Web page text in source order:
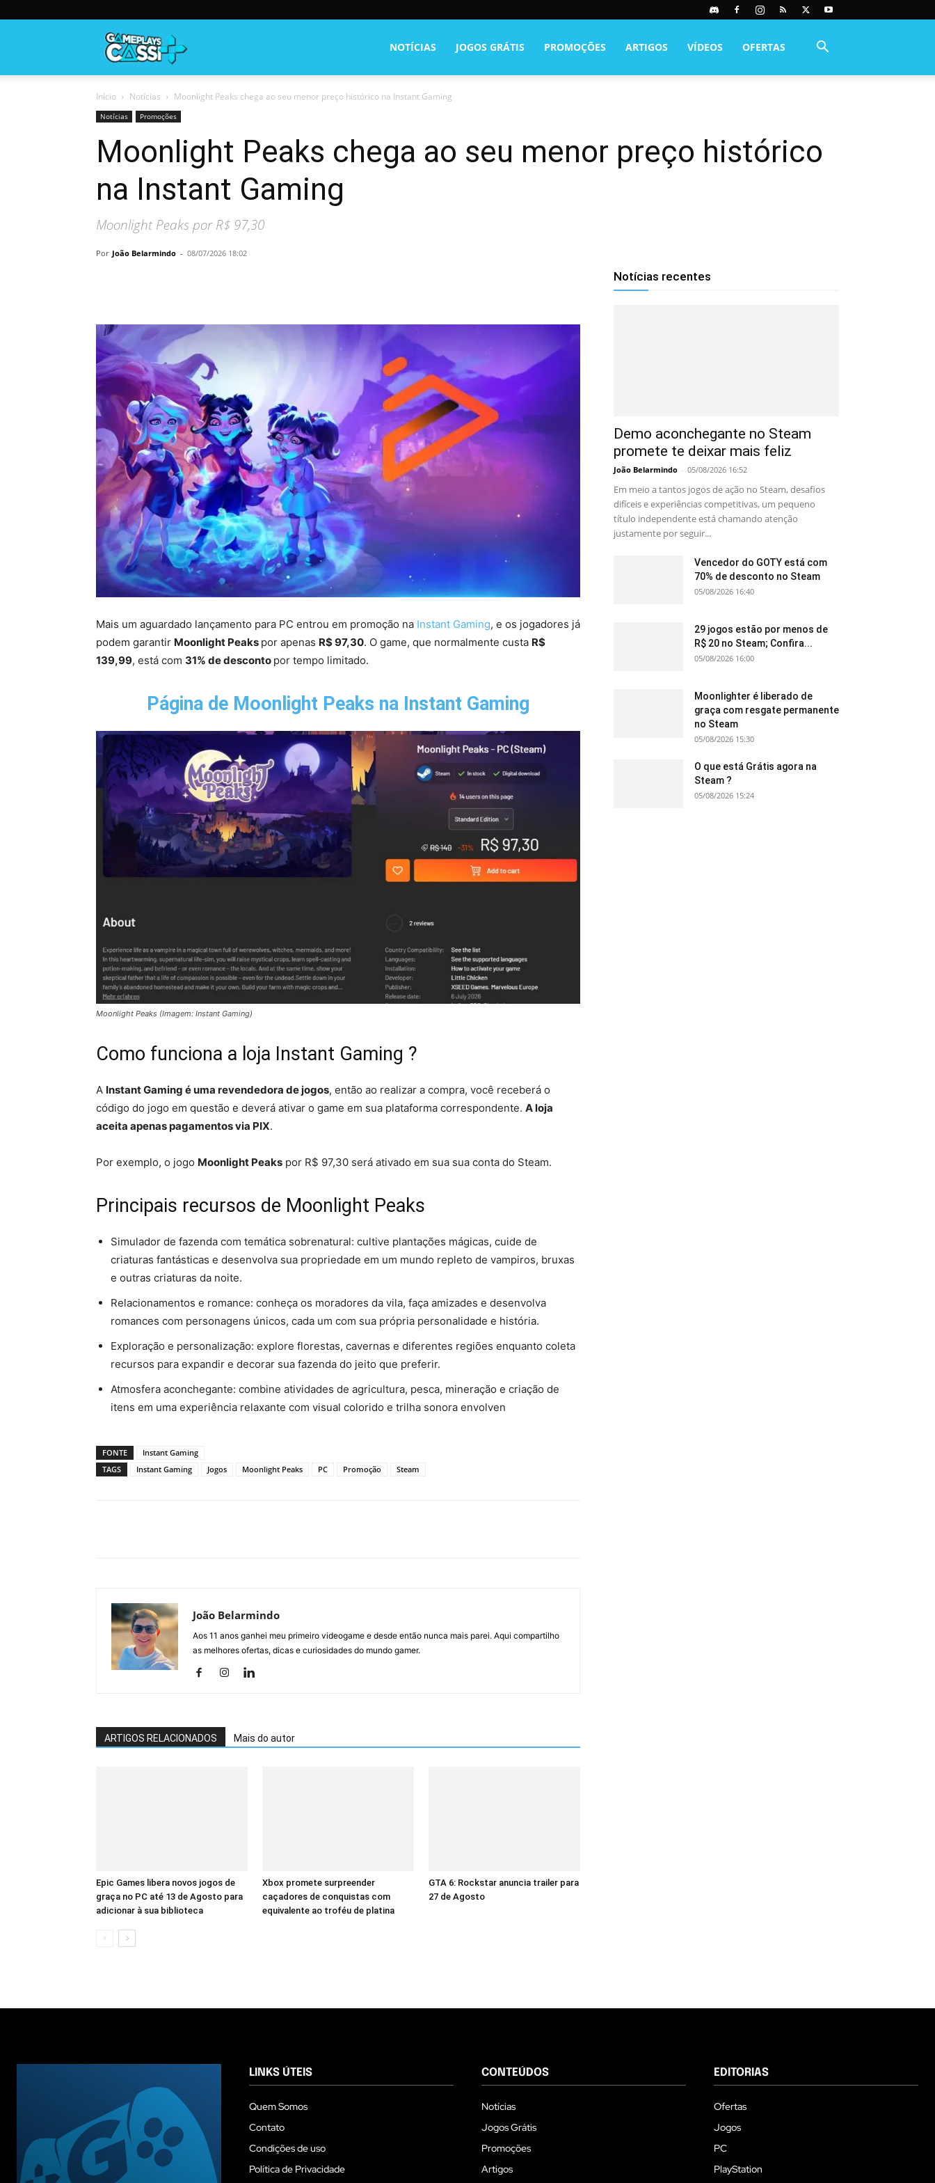
NOTÍCIAS JOGOS GRÁTIS PROMOÇÕES ARTIGOS VÍDEOS OFERTAS
Início Notícias Moonlight Peaks chega ao seu menor preço histórico na Instant Gaming
Notícias Promoções
Moonlight Peaks chega ao seu menor preço histórico
na Instant Gaming
Moonlight Peaks por R$ 97,30
Por João Belarmindo - 08/07/2026 18:02
Mais um aguardado lançamento para PC entrou em promoção na Instant Gaming, e os jogadores já
podem garantir Moonlight Peaks por apenas R$ 97,30. O game, que normalmente custa R$
139,99, está com 31% de desconto por tempo limitado.
Página de Moonlight Peaks na Instant Gaming
Moonlight Peaks (Imagem: Instant Gaming)
Como funciona a loja Instant Gaming ?
A Instant Gaming é uma revendedora de jogos, então ao realizar a compra, você receberá o
código do jogo em questão e deverá ativar o game em sua plataforma correspondente. A loja
aceita apenas pagamentos via PIX.
Por exemplo, o jogo Moonlight Peaks por R$ 97,30 será ativado em sua sua conta do Steam.
Principais recursos de Moonlight Peaks
Simulador de fazenda com temática sobrenatural: cultive plantações mágicas, cuide de
criaturas fantásticas e desenvolva sua propriedade em um mundo repleto de vampiros, bruxas
e outras criaturas da noite.
Relacionamentos e romance: conheça os moradores da vila, faça amizades e desenvolva
romances com personagens únicos, cada um com sua própria personalidade e história.
Exploração e personalização: explore florestas, cavernas e diferentes regiões enquanto coleta
recursos para expandir e decorar sua fazenda do jeito que preferir.
Atmosfera aconchegante: combine atividades de agricultura, pesca, mineração e criação de
itens em uma experiência relaxante com visual colorido e trilha sonora envolven
FONTE
Instant Gaming
TAGS
Instant Gaming Jogos Moonlight Peaks PC Promoção Steam
João Belarmindo
Aos 11 anos ganhei meu primeiro videogame e desde então nunca mais parei. Aqui compartilho
as melhores ofertas, dicas e curiosidades do mundo gamer.
ARTIGOS RELACIONADOS Mais do autor
Epic Games libera novos jogos de
graça no PC até 13 de Agosto para
adicionar à sua biblioteca
Xbox promete surpreender
caçadores de conquistas com
equivalente ao troféu de platina
GTA 6: Rockstar anuncia trailer para
27 de Agosto
Notícias recentes
Demo aconchegante no Steam
promete te deixar mais feliz
João Belarmindo - 05/08/2026 16:52
Em meio a tantos jogos de ação no Steam, desafios
difíceis e experiências competitivas, um pequeno
título independente está chamando atenção
justamente por seguir...
Vencedor do GOTY está com
70% de desconto no Steam
05/08/2026 16:40
29 jogos estão por menos de
R$ 20 no Steam; Confira...
05/08/2026 16:00
Moonlighter é liberado de
graça com resgate permanente
no Steam
05/08/2026 15:30
O que está Grátis agora na
Steam ?
05/08/2026 15:24
LINKS ÚTEIS
Quem Somos
Contato
Condições de uso
Política de Privacidade
CONTEÚDOS
Notícias
Jogos Grátis
Promoções
Artigos
EDITORIAS
Ofertas
Jogos
PC
PlayStation